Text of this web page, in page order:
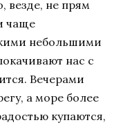
везде, не прям
чаще
небольшими
нас с
Вечерами
а море более
купаются,